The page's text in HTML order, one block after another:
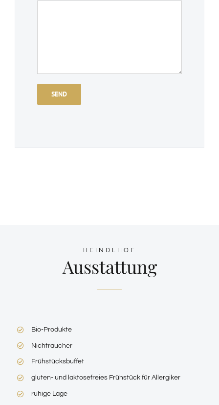
HEINDLHOF
Ausstattung
Bio-Produkte
Nichtraucher
Frühstücksbuffet
gluten- und laktosefreies Frühstück für Allergiker
ruhige Lage